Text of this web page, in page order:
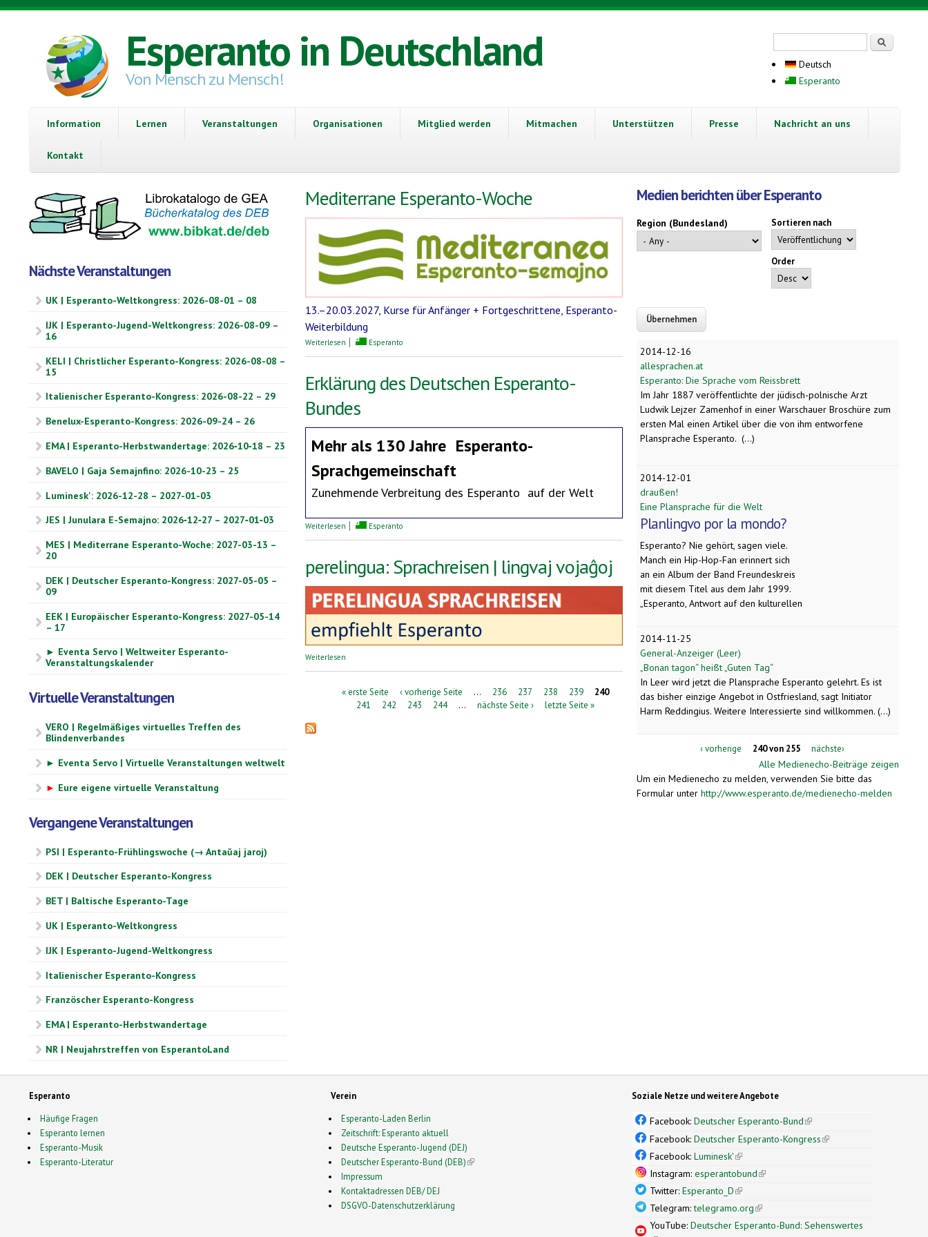
Direkt zum Inhalt
Esperanto in Deutschland
Von Mensch zu Mensch!
Deutsch
Esperanto
Information Lernen Veranstaltungen Organisationen Mitglied werden Mitmachen Unterstützen Presse Nachricht an uns
Kontakt
Nächste Veranstaltungen
UK | Esperanto-Weltkongress: 2026-08-01 – 08
IJK | Esperanto-Jugend-Weltkongress: 2026-08-09 –
16
KELI | Christlicher Esperanto-Kongress: 2026-08-08 –
15
Italienischer Esperanto-Kongress: 2026-08-22 – 29
Benelux-Esperanto-Kongress: 2026-09-24 – 26
EMA | Esperanto-Herbstwandertage: 2026‑10‑18 – 23
BAVELO | Gaja Semajnfino: 2026-10-23 – 25
Luminesk': 2026-12-28 – 2027-01-03
JES | Junulara E-Semajno: 2026‑12‑27 – 2027‑01‑03
MES | Mediterrane Esperanto-Woche: 2027-03-13 –
20
DEK | Deutscher Esperanto-Kongress: 2027-05-05 –
09
EEK | Europäischer Esperanto-Kongress: 2027-05-14
– 17
► Eventa Servo | Weltweiter Esperanto-
Veranstaltungskalender
Virtuelle Veranstaltungen
VERO | Regelmäßiges virtuelles Treffen des
Blindenverbandes
► Eventa Servo | Virtuelle Veranstaltungen weltwelt
► Eure eigene virtuelle Veranstaltung
Vergangene Veranstaltungen
PSI | Esperanto-Frühlingswoche (→ Antaŭaj jaroj)
DEK | Deutscher Esperanto-Kongress
BET | Baltische Esperanto-Tage
UK | Esperanto-Weltkongress
IJK | Esperanto-Jugend-Weltkongress
Italienischer Esperanto-Kongress
Französcher Esperanto-Kongress
EMA | Esperanto-Herbstwandertage
NR | Neujahrstreffen von EsperantoLand
Mediterrane Esperanto-Woche
13.–20.03.2027, Kurse für Anfänger + Fortgeschrittene, Esperanto-
Weiterbildung
Weiterlesen über Mediterrane Esperanto-Woche
Esperanto
Erklärung des Deutschen Esperanto-
Bundes
Mehr als 130 Jahre Esperanto-
Sprachgemeinschaft
Zunehmende Verbreitung des Esperanto auf der Welt
Weiterlesen über Erklärung des Deutschen Esperanto-Bundes
Esperanto
perelingua: Sprachreisen | lingvaj vojaĝoj
Weiterlesen
Seiten« erste Seite ‹ vorherige Seite … 236 237 238 239
240
241
242 243 244 … nächste Seite › letzte Seite »
Medien berichten über Esperanto
Region (Bundesland) Sortieren nach
Order
2014-12-16
allesprachen.at
Esperanto: Die Sprache vom Reissbrett
Im Jahr 1887 veröffentlichte der jüdisch-polnische Arzt
Ludwik Lejzer Zamenhof in einer Warschauer Broschüre zum
ersten Mal einen Artikel über die von ihm entworfene
Plansprache Esperanto. (...)
2014-12-01
draußen!
Eine Plansprache für die Welt
Planlingvo por la mondo?
Esperanto? Nie gehört, sagen viele.
Manch ein Hip-Hop-Fan erinnert sich
an ein Album der Band Freundeskreis
mit diesem Titel aus dem Jahr 1999.
„Esperanto, Antwort auf den kulturellen
2014-11-25
General-Anzeiger (Leer)
„Bonan tagon“ heißt „Guten Tag“
In Leer wird jetzt die Plansprache Esperanto gelehrt. Es ist
das bisher einzige Angebot in Ostfriesland, sagt Initiator
Harm Reddingius. Weitere Interessierte sind willkommen. (...)
‹ vorherige 240 von 255 nächste›
Alle Medienecho-Beiträge zeigen
Um ein Medienecho zu melden, verwenden Sie bitte das
Formular unter http://www.esperanto.de/medienecho-melden
Esperanto
Häufige Fragen
Esperanto lernen
Esperanto-Musik
Esperanto-Literatur
Verein
Esperanto-Laden Berlin
Zeitschrift: Esperanto aktuell
Deutsche Esperanto-Jugend (DEJ)
Deutscher Esperanto-Bund (DEB)(link is external)
Impressum
Kontaktadressen DEB/ DEJ
DSGVO-Datenschutzerklärung
Soziale Netze und weitere Angebote
Facebook:Deutscher Esperanto-Bund(link is external)
Facebook:Deutscher Esperanto-Kongress(link is external)
Facebook:Luminesk'(link is external)
Instagram:esperantobund(link is external)
Twitter:Esperanto_D(link is external)
Telegram:telegramo.org(link is external)
YouTube:Deutscher Esperanto-Bund: Sehenswertes